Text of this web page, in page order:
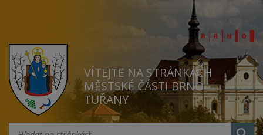
VÍTEJTE NA STRÁNKÁCH
MĚSTSKÉ ČÁSTI BRNO
TUŘANY